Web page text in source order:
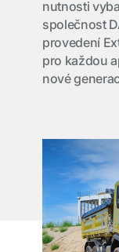
nutnosti
společnost
provedení
pro každou
nové